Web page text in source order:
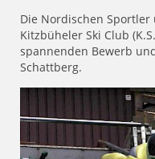
Die Nordischen
Kitzbüheler Ski Club
spannenden Bewerb
Schattberg.